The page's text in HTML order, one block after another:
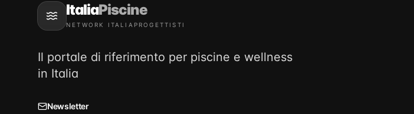
ItaliaPiscine
NETWORK ITALIAPROGETTISTI
Il portale di riferimento per piscine e wellness
in Italia
Newsletter